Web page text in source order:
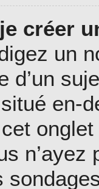
créer
un
d’un
en-